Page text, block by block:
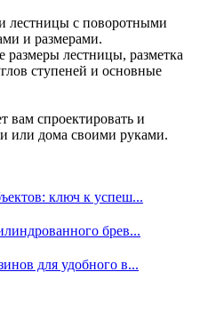
лестницы с поворотными
и размерами.
лестницы, разметка
ступеней и основные
вам спроектировать и
или дома своими руками.
ключ к успеш...
брев...
для удобного в...